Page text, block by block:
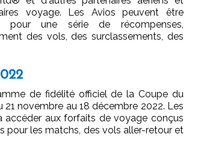
voyage. Les Avios peuvent être
pour une série de récompenses,
des vols, des surclassements, des
de fidélité officiel de la Coupe du
novembre au 18 décembre 2022. Les
accéder aux forfaits de voyage conçus
pour les matchs, des vols aller-retour et